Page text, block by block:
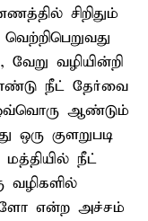
சிறிதும்
வழியின்றி
நீட் தேர்வை
ஆண்டும்
குளறுபடி
நீட்
வழிகளில்
என்ற அச்சம்